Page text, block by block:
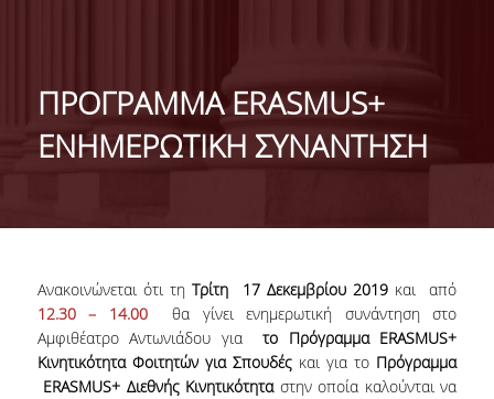
ΜΕ ΜΙΑ ΜΑΤΙΑ
ΔΙΟΙΚΗΣΗ ΤΟΥ ΤΜΗΜΑΤΟΣ
ΔΙΕΘΝΕΙΣ ΣΥΝΕΡΓΑΣΙΕΣ ΜΕ ΠΑΝΕΠΙΣΤΗΜΙΑ
ΤΟΥ ΕΞΩΤΕΡΙΚΟΥ
ΔΙΟΡΓΑΝΩΣΗ ΣΥΝΕΔΡΙΩΝ
ΠΡΟΓΡΑΜΜΑ ERASMUS+
ΕΝΗΜΕΡΩΤΙΚΗ ΣΥΝΑΝΤΗΣΗ
Ανακοινώνεται ότι τηΤρίτη 17 Δεκεμβρίου 2019και από
12.30 – 14.00θα γίνει ενημερωτική συνάντηση στο
Αμφιθέατρο Αντωνιάδου για
το Πρόγραμμα ERASMUS+
Κινητικότητα Φοιτητών για Σπουδές και για το Πρόγραμμα
ERASMUS+ Διεθνής Κινητικότητα στην οποία καλούνται να